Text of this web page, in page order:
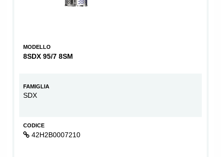
MODELLO
8SDX 95/7 8SM
FAMIGLIA
SDX
CODICE
42H2B0007210